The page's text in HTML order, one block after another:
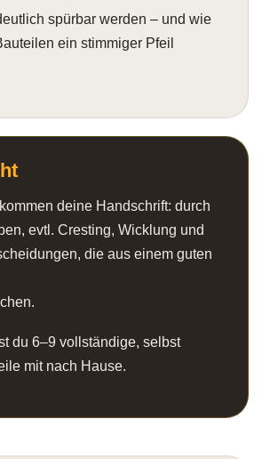
spürbar werden – und wie
ein stimmiger Pfeil
deine Handschrift: durch
evtl. Cresting, Wicklung und
die aus einem guten
du 6–9 vollständige, selbst
mit nach Hause.